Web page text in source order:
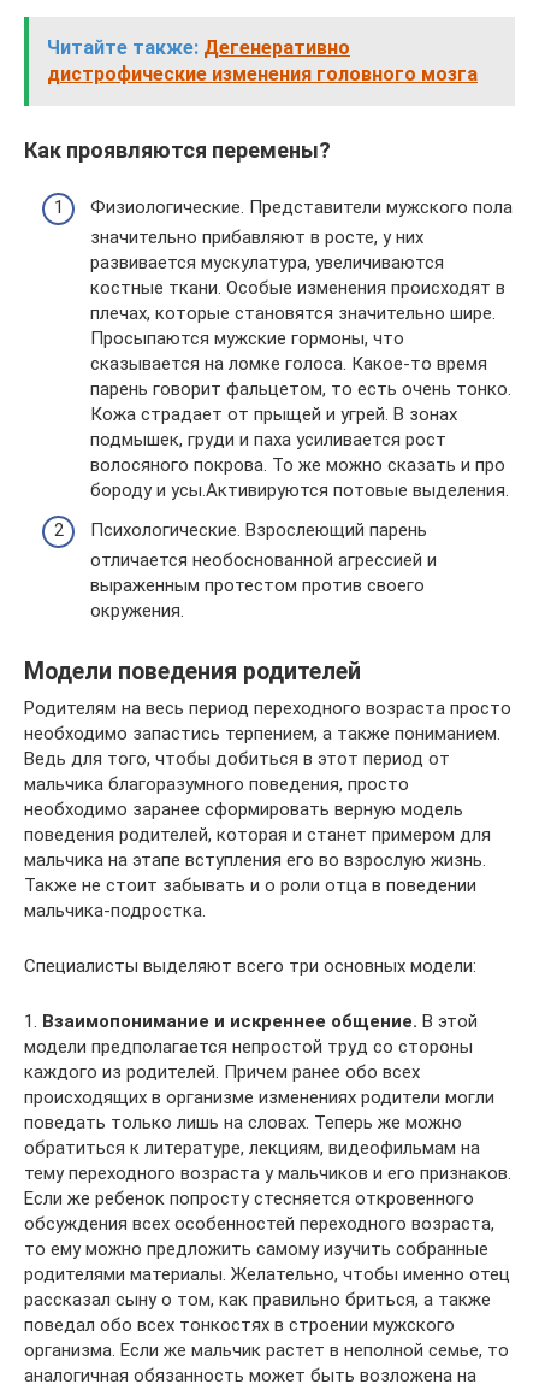
Читайте также: Дегенеративно
дистрофические изменения головного мозга
Как проявляются перемены?
Физиологические. Представители мужского пола
значительно прибавляют в росте, у них
развивается мускулатура, увеличиваются
костные ткани. Особые изменения происходят в
плечах, которые становятся значительно шире.
Просыпаются мужские гормоны, что
сказывается на ломке голоса. Какое-то время
парень говорит фальцетом, то есть очень тонко.
Кожа страдает от прыщей и угрей. В зонах
подмышек, груди и паха усиливается рост
волосяного покрова. То же можно сказать и про
бороду и усы.Активируются потовые выделения.
Психологические. Взрослеющий парень
отличается необоснованной агрессией и
выраженным протестом против своего
окружения.
Модели поведения родителей
Родителям на весь период переходного возраста просто
необходимо запастись терпением, а также пониманием.
Ведь для того, чтобы добиться в этот период от
мальчика благоразумного поведения, просто
необходимо заранее сформировать верную модель
поведения родителей, которая и станет примером для
мальчика на этапе вступления его во взрослую жизнь.
Также не стоит забывать и о роли отца в поведении
мальчика-подростка.
Специалисты выделяют всего три основных модели:
1.​ Взаимопонимание и искреннее общение. В этой
модели предполагается непростой труд со стороны
каждого из родителей. Причем ранее обо всех
происходящих в организме изменениях родители могли
поведать только лишь на словах. Теперь же можно
обратиться к литературе, лекциям, видеофильмам на
тему переходного возраста у мальчиков и его признаков.
Если же ребенок попросту стесняется откровенного
обсуждения всех особенностей переходного возраста,
то ему можно предложить самому изучить собранные
родителями материалы. Желательно, чтобы именно отец
рассказал сыну о том, как правильно бриться, а также
поведал обо всех тонкостях в строении мужского
организма. Если же мальчик растет в неполной семье, то
аналогичная обязанность может быть возложена на